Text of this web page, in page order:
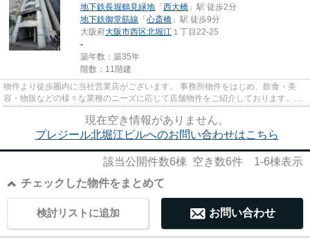
地下鉄長堀鶴見緑地 「西大橋 」駅 徒歩2分
地下鉄御堂筋線 「心斎橋 」駅 徒歩9分
大阪府大阪市西区北堀江 １丁目22-25
-
築年数：築35年
階数：11階建
物件より徒歩圏内に当社営業店がございます。 事務所物件をはじめ、飲食・美
容・物販などの様々な業種のニーズに応じて店舗物件をご紹介しております。
尚、弊社ではおとり広告は一切...
現在空き情報がありません。
プレジール北堀江ビルへのお問い合わせはこちら
該当公開件数6棟 空き数6件 1-6棟表示
チェックした物件をまとめて
お問い合わせ
検討リストに追加